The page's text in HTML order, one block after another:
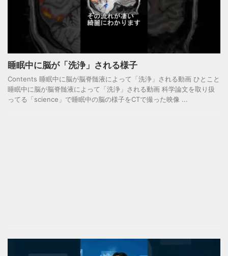
睡眠中に脳が「洗浄」される様子
Contents 睡眠中に脳が脳脊髄液によって「洗浄」される動画 ひとこと
睡眠中に脳が脳脊髄液によって「洗浄」される動画 科学論文を取り扱
ってる「science」で睡眠中の脳の様子をCTで撮った映像 ...